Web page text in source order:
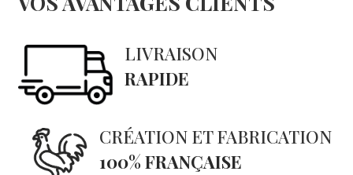
LIVRAISON
RAPIDE
CRÉATION ET FABRICATION
100% FRANÇAISE